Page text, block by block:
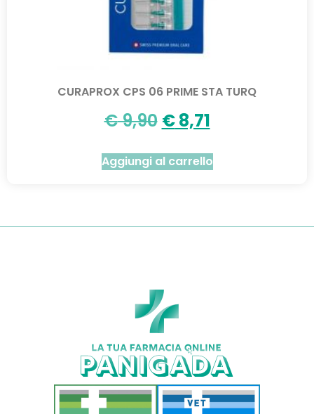
CURAPROX CPS 06 PRIME STA TURQ
€9,90 €8,71
Aggiungi al carrello